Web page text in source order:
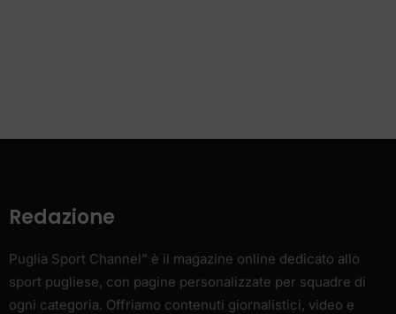
Redazione
Puglia Sport Channel” è il magazine online dedicato allo
sport pugliese, con pagine personalizzate per squadre di
ogni categoria. Offriamo contenuti giornalistici, video e